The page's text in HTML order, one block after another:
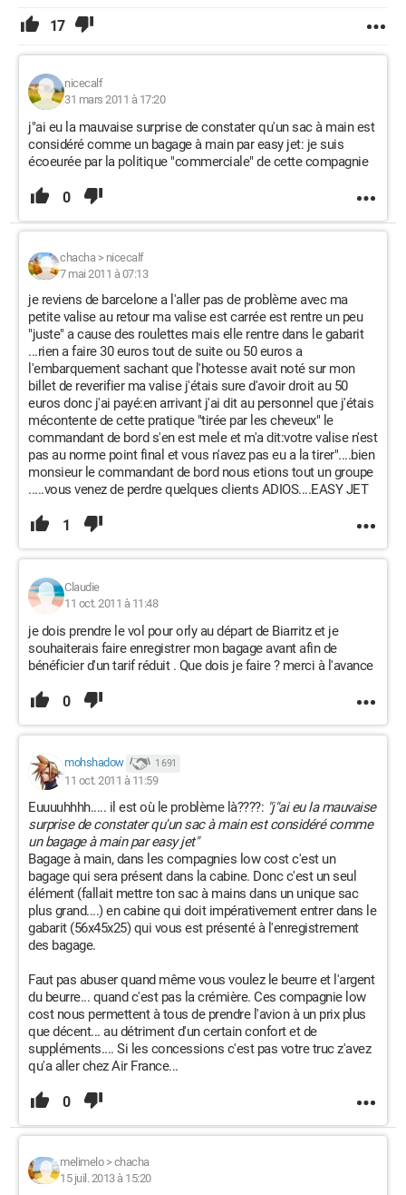
17
nicecalf
31 mars 2011 à 17:20
j"ai eu la mauvaise surprise de constater qu'un sac à main est
considéré comme un bagage à main par easy jet: je suis
écoeurée par la politique "commerciale" de cette compagnie
0
chacha> nicecalf
7 mai 2011 à 07:13
je reviens de barcelone a l'aller pas de problème avec ma
petite valise au retour ma valise est carrée est rentre un peu
"juste" a cause des roulettes mais elle rentre dans le gabarit
...rien a faire 30 euros tout de suite ou 50 euros a
l'embarquement sachant que l'hotesse avait noté sur mon
billet de reverifier ma valise j'étais sure d'avoir droit au 50
euros donc j'ai payé:en arrivant j'ai dit au personnel que j'étais
mécontente de cette pratique "tirée par les cheveux" le
commandant de bord s'en est mele et m'a dit:votre valise n'est
pas au norme point final et vous n'avez pas eu a la tirer"....bien
monsieur le commandant de bord nous etions tout un groupe
.....vous venez de perdre quelques clients ADIOS....EASY JET
1
Claudie
11 oct. 2011 à 11:48
je dois prendre le vol pour orly au départ de Biarritz et je
souhaiterais faire enregistrer mon bagage avant afin de
bénéficier d'un tarif réduit . Que dois je faire ? merci à l'avance
0
mohshadow 1 691
11 oct. 2011 à 11:59
Euuuuhhhh..... il est où le problème là????: "j"ai eu la mauvaise
surprise de constater qu'un sac à main est considéré comme
un bagage à main par easy jet"
Bagage à main, dans les compagnies low cost c'est un
bagage qui sera présent dans la cabine. Donc c'est un seul
élément (fallait mettre ton sac à mains dans un unique sac
plus grand....) en cabine qui doit impérativement entrer dans le
gabarit (56x45x25) qui vous est présenté à l'enregistrement
des bagage.
Faut pas abuser quand même vous voulez le beurre et l'argent
du beurre... quand c'est pas la crémière. Ces compagnie low
cost nous permettent à tous de prendre l'avion à un prix plus
que décent... au détriment d'un certain confort et de
suppléments.... Si les concessions c'est pas votre truc z'avez
qu'a aller chez Air France...
0
melimelo> chacha
15 juil. 2013 à 15:20